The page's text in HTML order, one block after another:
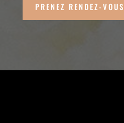
PRENEZ RENDEZ-VOUS